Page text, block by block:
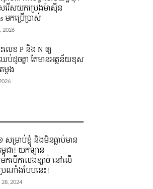
សរើសយកប្រេងម៉ាស៊ីន
មកប្រើប្រាស់
2026
ះលេខ P និង N ឲ្យ
ប់ដូចគ្នា តែមានអត្ថន័យខុស
ម្តង
ម្រាប់ខ្ញុំ និងមិនធ្លាប់មាន
ពុជា! យកឡាន
កបើកលេងខ្សាច់ នៅលើ
ណាំងបែបនេះ!
2024